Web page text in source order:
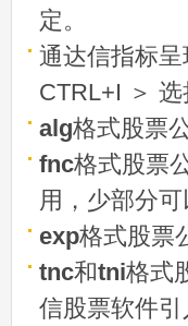
定。
通达信指标
CTRL+I ＞ 选
alg格式股票
fnc格式股票
用，少部分
exp格式股票
tnc和tni格式
信股票软件引